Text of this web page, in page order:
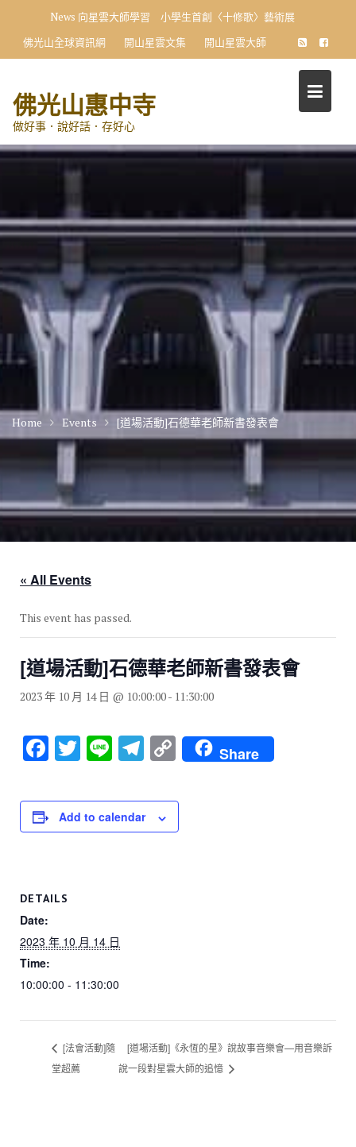
content
News 向星雲大師學習 小學生首創〈十修歌〉藝術展
佛光山全球資訊網
開山星雲文集 開山星雲大師
佛光山惠中寺
做好事．說好話．存好心
Home Events [道場活動]石德華老師新書發表會
« All Events
This event has passed.
[道場活動]石德華老師新書發表會
2023 年 10 月 14 日 @ 10:00:00- 11:30:00
F
c
e
o
k
T
tt
er
Li
e
T
e
gr
C
o
p
y
Share
Add to calendar
DETAILS
Date:
2023 年 10 月 14 日
Time:
10:00:00 - 11:30:00
[法會活動]隨
堂超薦
[道場活動]《永恆的星》說故事音樂會—用音樂訴
說一段對星雲大師的追憶